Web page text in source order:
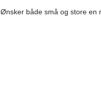
Ønsker både små og store en